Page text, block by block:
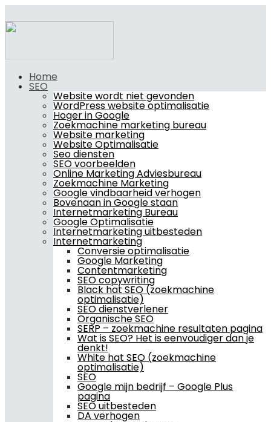
Home
SEO
Website wordt niet gevonden
WordPress website optimalisatie
Hoger in Google
Zoekmachine marketing bureau
Website marketing
Website Optimalisatie
Seo diensten
SEO voorbeelden
Online Marketing Adviesbureau
Zoekmachine Marketing
Google vindbaarheid verhogen
Bovenaan in Google staan
Internetmarketing Bureau
Google Optimalisatie
Internetmarketing uitbesteden
Internetmarketing
Conversie optimalisatie
Google Marketing
Contentmarketing
SEO copywriting
Black hat SEO (zoekmachine
optimalisatie)
SEO dienstverlener
Organische SEO
SERP – zoekmachine resultaten pagina
Wat is SEO? Het is eenvoudiger dan je
denkt!
White hat SEO (zoekmachine
optimalisatie)
SEO
Google mijn bedrijf – Google Plus
pagina
SEO uitbesteden
DA verhogen